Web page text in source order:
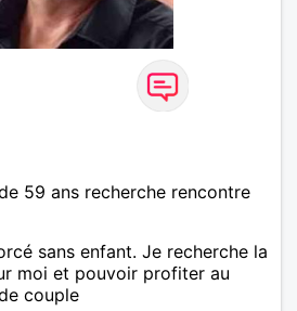
59 ans recherche rencontre
sans enfant. Je recherche la
moi et pouvoir profiter au
couple